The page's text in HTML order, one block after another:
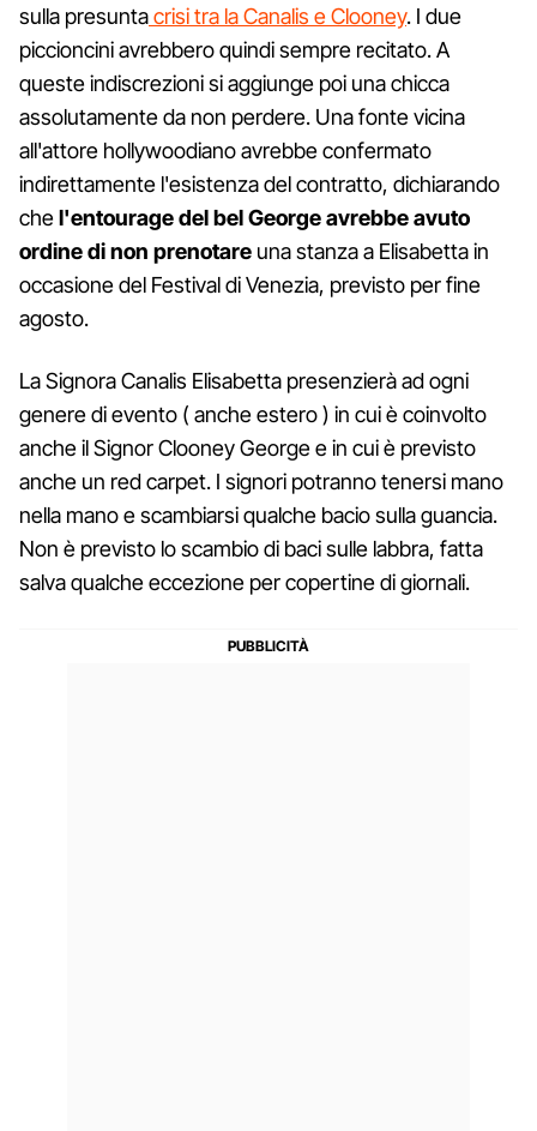
sulla presuntacrisi tra la Canalis e Clooney. I due
piccioncini avrebbero quindi sempre recitato. A
queste indiscrezioni si aggiunge poi una chicca
assolutamente da non perdere. Una fonte vicina
all'attore hollywoodiano avrebbe confermato
indirettamente l'esistenza del contratto, dichiarando
chel'entourage del bel George avrebbe avuto
ordine di non prenotare una stanza a Elisabetta in
occasione del Festival di Venezia, previsto per fine
agosto.
La Signora Canalis Elisabetta presenzierà ad ogni
genere di evento ( anche estero ) in cui è coinvolto
anche il Signor Clooney George e in cui è previsto
anche un red carpet. I signori potranno tenersi mano
nella mano e scambiarsi qualche bacio sulla guancia.
Non è previsto lo scambio di baci sulle labbra, fatta
salva qualche eccezione per copertine di giornali.